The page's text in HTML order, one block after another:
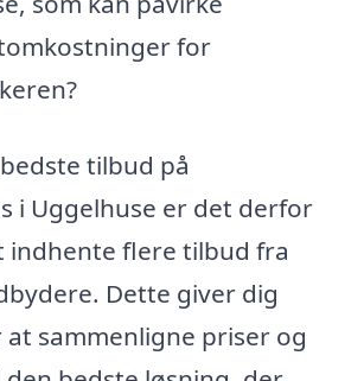
for
tilbud på
i Uggelhuse er det derfor
indhente flere tilbud fra
Dette giver dig
sammenligne priser og